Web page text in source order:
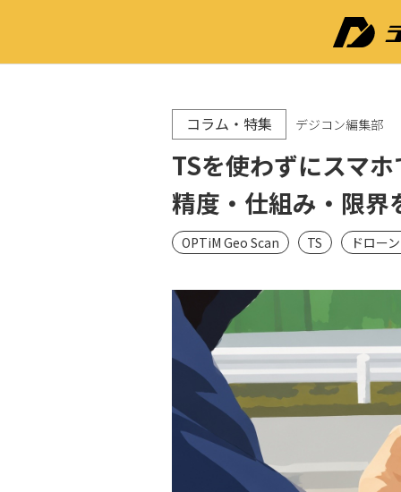
コラム・特集 デジコン編集部
TSを使わずにスマ
精度・仕組み・限界
OPTiM Geo Scan TS ドロー